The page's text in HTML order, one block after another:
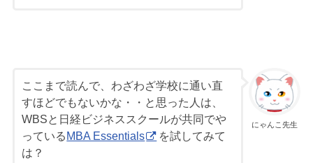
にゃんこ先生
ここまで読んで、わざわざ学校に通い直
すほどでもないかな・・と思った人は、
WBSと日経ビジネススクールが共同でや
っているMBA Essentials
を試してみて
は？